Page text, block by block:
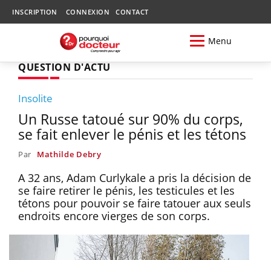
INSCRIPTION CONNEXION CONTACT
Menu
QUESTION D'ACTU
Insolite
Un Russe tatoué sur 90% du corps,
se fait enlever le pénis et les tétons
Par Mathilde Debry
A 32 ans, Adam Curlykale a pris la décision de
se faire retirer le pénis, les testicules et les
tétons pour pouvoir se faire tatouer aux seuls
endroits encore vierges de son corps.